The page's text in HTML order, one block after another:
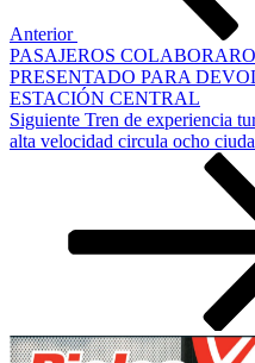
Anterior
PASAJEROS
PRESENTADO PARA
ESTACIÓN CENTRAL
Siguiente
entrada
Siguiente Tren de experiencia
alta velocidad circula ocho